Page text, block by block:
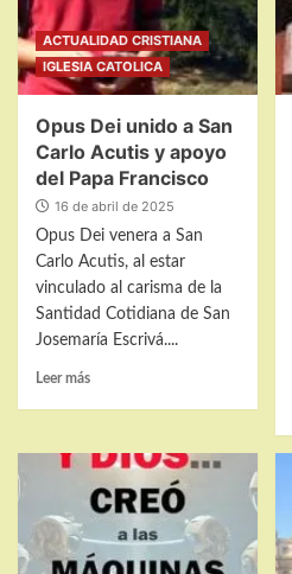
ACTUALIDAD CRISTIANA
IGLESIA CATOLICA
Opus Dei unido a San
Carlo Acutis y apoyo
del Papa Francisco
16 de abril de 2025
Opus Dei venera a San
Carlo Acutis, al estar
vinculado al carisma de la
Santidad Cotidiana de San
Josemaría Escrivá....
Leer másLeer
Dei
unido
a
Carlo